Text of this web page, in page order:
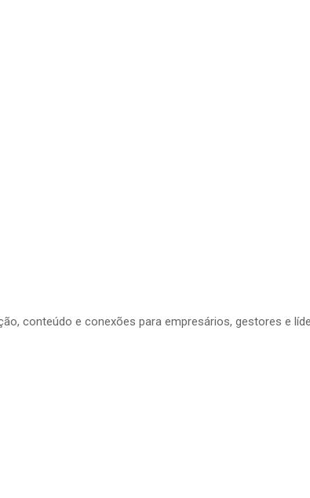
conteúdo e conexões para empresários, gestores e